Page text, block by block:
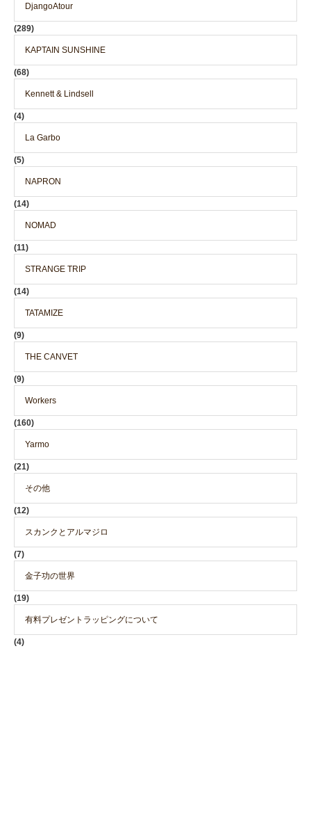
DjangoAtour
(289)
KAPTAIN SUNSHINE
(68)
Kennett & Lindsell
(4)
La Garbo
(5)
NAPRON
(14)
NOMAD
(11)
STRANGE TRIP
(14)
TATAMIZE
(9)
THE CANVET
(9)
Workers
(160)
Yarmo
(21)
その他
(12)
スカンクとアルマジロ
(7)
金子功の世界
(19)
有料プレゼントラッピングについて
(4)